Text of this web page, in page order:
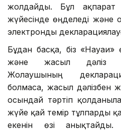
жолдайды. Бұл ақпарат
жүйесінде өңделеді және
электронды
Бұдан басқа, біз «Науаи»
және жасыл дәліз
Жолаушының
болмаса, жасыл дәлізбен
осындай тәртіп
жүйе қай темір тұлпарды
екенін өзі